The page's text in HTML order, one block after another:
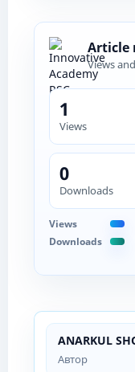
ANARKUL
Автор
Article
Views
1
Views
0
Downloads
Views
Downloads